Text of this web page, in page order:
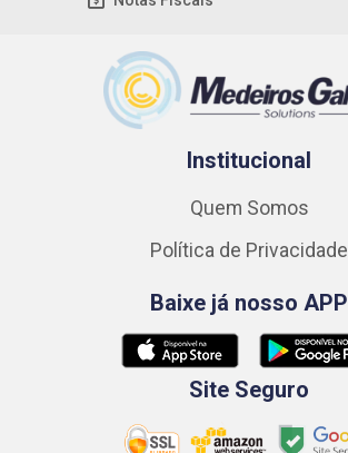
Institucional
Quem Somos
Política de Privacidade
Baixe já nosso APP
Site Seguro